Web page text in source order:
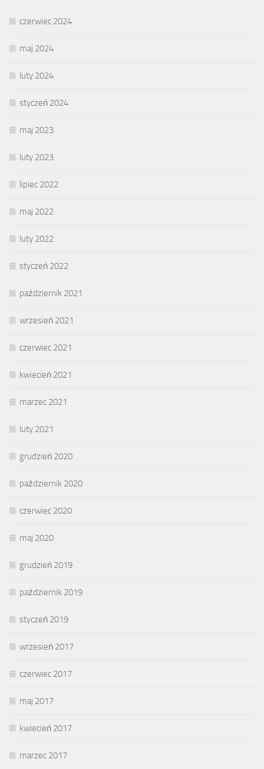
czerwiec 2024
maj 2024
luty 2024
styczeń 2024
maj 2023
luty 2023
lipiec 2022
maj 2022
luty 2022
styczeń 2022
październik 2021
wrzesień 2021
czerwiec 2021
kwiecień 2021
marzec 2021
luty 2021
grudzień 2020
październik 2020
czerwiec 2020
maj 2020
grudzień 2019
październik 2019
styczeń 2019
wrzesień 2017
czerwiec 2017
maj 2017
kwiecień 2017
marzec 2017